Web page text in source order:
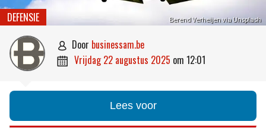
Berend Verheijen via Unsplash
DEFENSIE
 door businessam.be
 vrijdag 22 augustus 2025 om 12:01
Lees voor